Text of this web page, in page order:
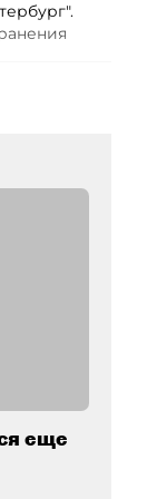
еще